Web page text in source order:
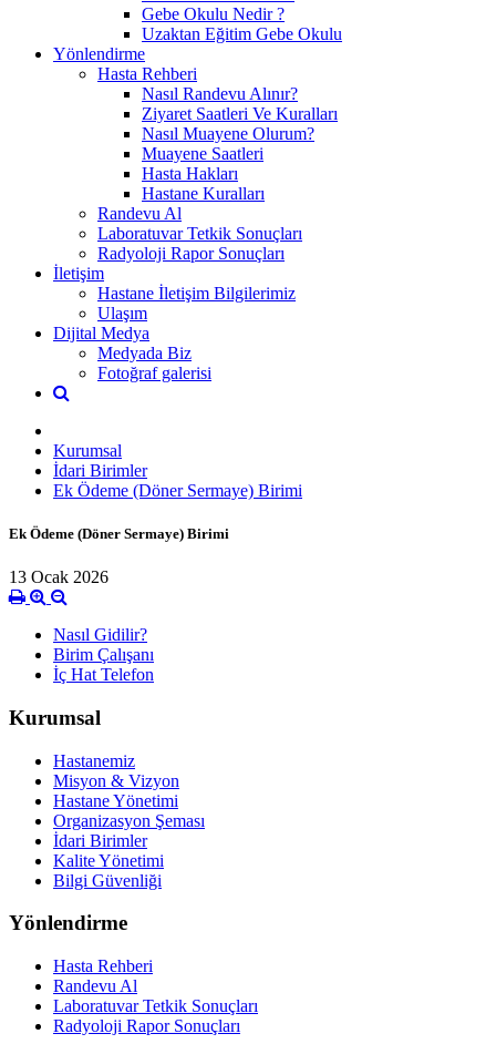
Gebe Okulu Nedir ?
Uzaktan Eğitim Gebe Okulu
Yönlendirme
Hasta Rehberi
Nasıl Randevu Alınır?
Ziyaret Saatleri Ve Kuralları
Nasıl Muayene Olurum?
Muayene Saatleri
Hasta Hakları
Hastane Kuralları
Randevu Al
Laboratuvar Tetkik Sonuçları
Radyoloji Rapor Sonuçları
İletişim
Hastane İletişim Bilgilerimiz
Ulaşım
Dijital Medya
Medyada Biz
Fotoğraf galerisi
Kurumsal
İdari Birimler
Ek Ödeme (Döner Sermaye) Birimi
Ek Ödeme (Döner Sermaye) Birimi
13 Ocak 2026
Nasıl Gidilir?
Birim Çalışanı
İç Hat Telefon
Kurumsal
Hastanemiz
Misyon & Vizyon
Hastane Yönetimi
Organizasyon Şeması
İdari Birimler
Kalite Yönetimi
Bilgi Güvenliği
Yönlendirme
Hasta Rehberi
Randevu Al
Laboratuvar Tetkik Sonuçları
Radyoloji Rapor Sonuçları